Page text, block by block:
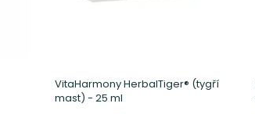
VitaHarmony HerbalTiger® (tygří
mast) - 25 ml